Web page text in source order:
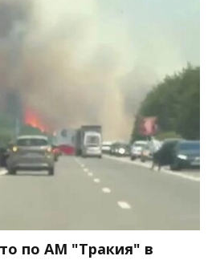
по АМ "Тракия" в